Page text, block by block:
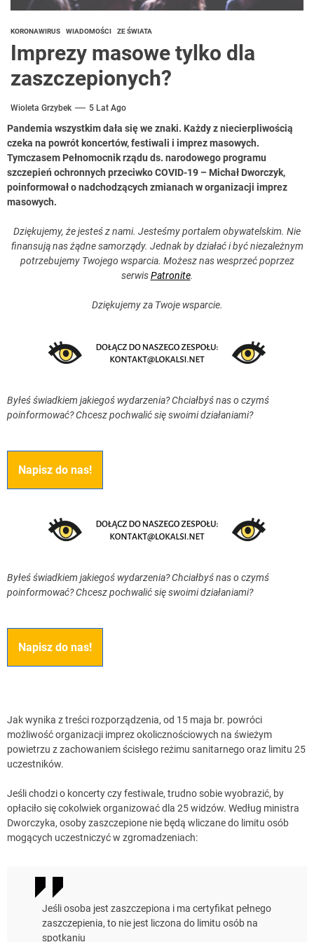
KORONAWIRUS WIADOMOŚCI ZE ŚWIATA
Imprezy masowe tylko dla
zaszczepionych?
Wioleta Grzybek 5 Lat Ago
Pandemia wszystkim dała się we znaki. Każdy z niecierpliwością
czeka na powrót koncertów, festiwali i imprez masowych.
Tymczasem Pełnomocnik rządu ds. narodowego programu
szczepień ochronnych przeciwko COVID-19 – Michał Dworczyk,
poinformował o nadchodzących zmianach w organizacji imprez
masowych.
Dziękujemy, że jesteś z nami. Jesteśmy portalem obywatelskim. Nie
finansują nas żądne samorządy. Jednak by działać i być niezależnym
potrzebujemy Twojego wsparcia. Możesz nas wesprzeć poprzez
serwisPatronite.
Dziękujemy za Twoje wsparcie.
Byłeś świadkiem jakiegoś wydarzenia? Chciałbyś nas o czymś
poinformować? Chcesz pochwalić się swoimi działaniami?
Napisz do nas!
Byłeś świadkiem jakiegoś wydarzenia? Chciałbyś nas o czymś
poinformować? Chcesz pochwalić się swoimi działaniami?
Napisz do nas!
Jak wynika z treści rozporządzenia, od 15 maja br. powróci
możliwość organizacji imprez okolicznościowych na świeżym
powietrzu z zachowaniem ścisłego reżimu sanitarnego oraz limitu 25
uczestników.
Jeśli chodzi o koncerty czy festiwale, trudno sobie wyobrazić, by
opłaciło się cokolwiek organizować dla 25 widzów. Według ministra
Dworczyka, osoby zaszczepione nie będą wliczane do limitu osób
mogących uczestniczyć w zgromadzeniach:
Jeśli osoba jest zaszczepiona i ma certyfikat pełnego
zaszczepienia, to nie jest liczona do limitu osób na
spotkaniu